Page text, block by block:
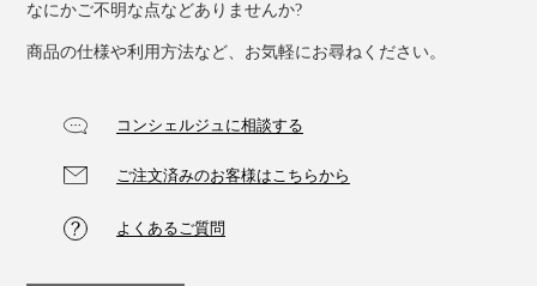
なにかご不明な点などありませんか?
商品の仕様や利用方法など、お気軽にお尋ねください。
コンシェルジュに相談する
ご注文済みのお客様はこちらから
よくあるご質問